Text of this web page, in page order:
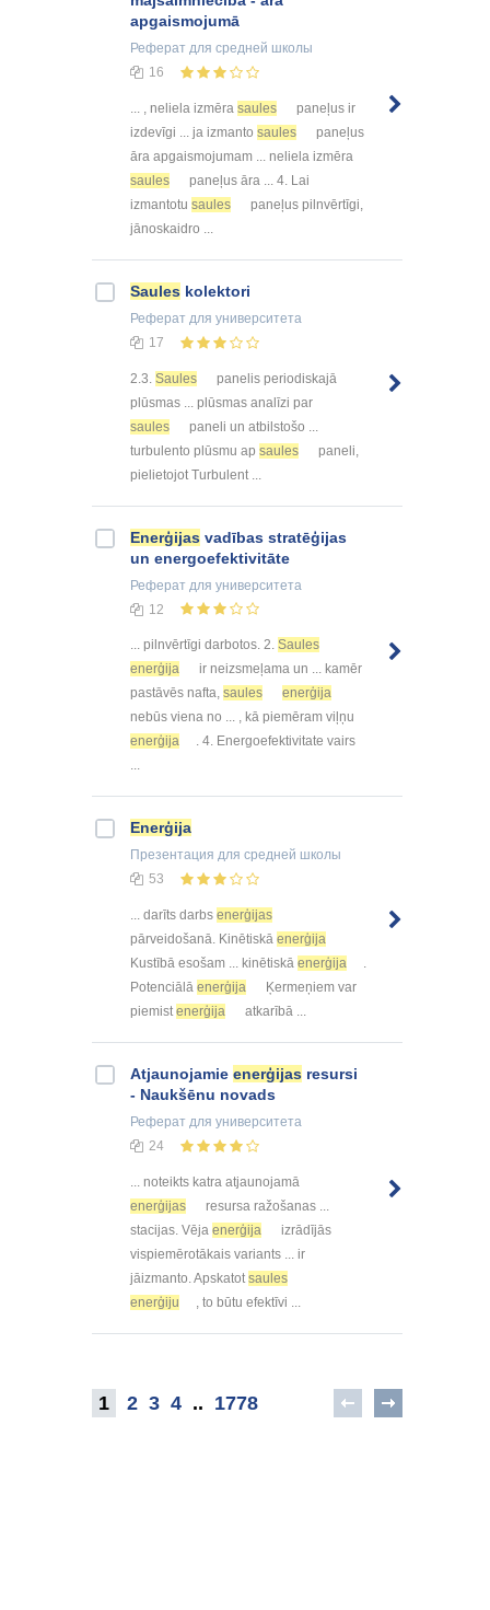
apgaismojumā
Реферат для средней школы
16
... , neliela izmēra saules
paneļus ir
izdevīgi ... ja izmanto saules
paneļus
āra apgaismojumam ... neliela izmēra
saules
paneļus āra ... 4. Lai
izmantotu saules
paneļus pilnvērtīgi,
jānoskaidro ...
Saules kolektori
Реферат для университета
17
2.3. Saules
panelis periodiskajā
plūsmas ... plūsmas analīzi par
saules
paneli un atbilstošo ...
turbulento plūsmu ap saules
paneli,
pielietojot Turbulent ...
Enerģijas vadības stratēģijas
un energoefektivitāte
Реферат для университета
12
... pilnvērtīgi darbotos. 2. Saules
enerģija
ir neizsmeļama un ... kamēr
pastāvēs nafta, saules
enerģija
nebūs viena no ... , kā piemēram viļņu
enerģija
. 4. Energoefektivitate vairs
...
Enerģija
Презентация для средней школы
53
... darīts darbs enerģijas
pārveidošanā. Kinētiskā enerģija
Kustībā esošam ... kinētiskā enerģija
.
Potenciālā enerģija
Ķermeņiem var
piemistenerģija atkarībā ...
Atjaunojamie enerģijas resursi
- Naukšēnu novads
Реферат для университета
24
... noteikts katra atjaunojamā
enerģijas
resursa ražošanas ...
stacijas. Vēja enerģija
izrādījās
vispiemērotākais variants ... ir
jāizmanto. Apskatotsaules
enerģiju
, to būtu efektīvi ...
1 2 3 4 .. 1778